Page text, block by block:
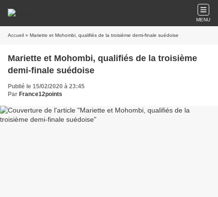
MENU
Accueil » Mariette et Mohombi, qualifiés de la troisième demi-finale suédoise
Mariette et Mohombi, qualifiés de la troisième
demi-finale suédoise
Publié le 15/02/2020 à 23:45
Par France12points